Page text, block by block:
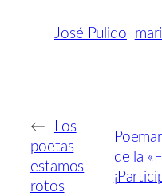
José Pulido
←
Los
poetas
estamos
rotos
de la